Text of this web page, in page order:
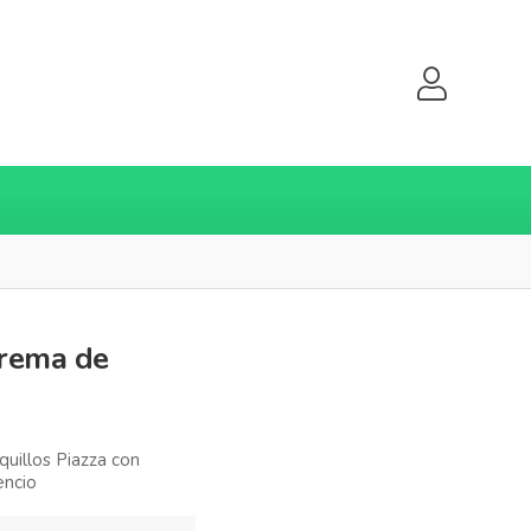
de
Piazza con